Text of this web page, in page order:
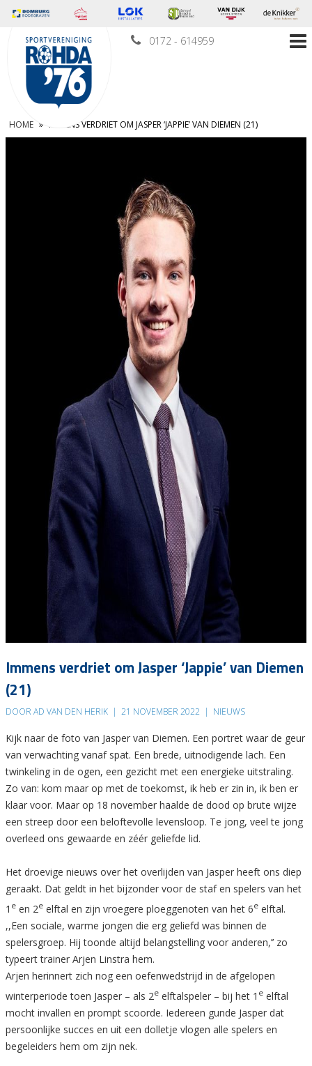
0172 - 614959
HOME » IMMENS VERDRIET OM JASPER ‘JAPPIE’ VAN DIEMEN (21)
Immens verdriet om Jasper ‘Jappie’ van Diemen
(21)
DOOR AD VAN DEN HERIK | 21 NOVEMBER 2022 | NIEUWS
Kijk naar de foto van Jasper van Diemen. Een portret waar de geur
van verwachting vanaf spat. Een brede, uitnodigende lach. Een
twinkeling in de ogen, een gezicht met een energieke uitstraling.
Zo van: kom maar op met de toekomst, ik heb er zin in, ik ben er
klaar voor. Maar op 18 november haalde de dood op brute wijze
een streep door een beloftevolle levensloop. Te jong, veel te jong
overleed ons gewaarde en zéér geliefde lid.
Het droevige nieuws over het overlijden van Jasper heeft ons diep
geraakt. Dat geldt in het bijzonder voor de staf en spelers van het
1 e en 2e elftal en zijn vroegere ploeggenoten van het 6e elftal.
,,Een sociale, warme jongen die erg geliefd was binnen de
spelersgroep. Hij toonde altijd belangstelling voor anderen,’’ zo
typeert trainer Arjen Linstra hem.
Arjen herinnert zich nog een oefenwedstrijd in de afgelopen
winterperiode toen Jasper – als 2e elftalspeler – bij het 1 e elftal
mocht invallen en prompt scoorde. Iedereen gunde Jasper dat
persoonlijke succes en uit een dolletje vlogen alle spelers en
begeleiders hem om zijn nek.